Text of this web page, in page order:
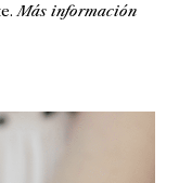
Más información